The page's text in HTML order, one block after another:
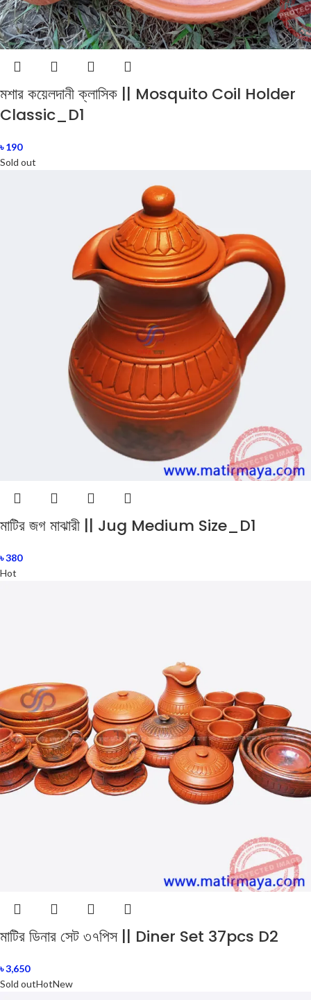
মশার কয়েলদানী ক্লাসিক || Mosquito Coil Holder
Classic_D1
৳190
Sold out
মাটির জগ মাঝারী || Jug Medium Size_D1
৳380
Hot
মাটির ডিনার সেট ৩৭পিস || Diner Set 37pcs D2
৳3,650
Sold outHotNew